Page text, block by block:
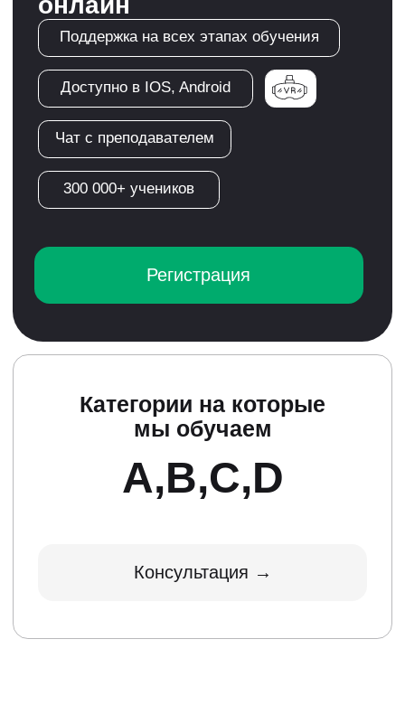
А,В,С,D
Категории на которые
Автошкола
"ДОСААФ"- обучит
теории ПДД, научит
водить автомобиль и
сопроводит до
получения прав